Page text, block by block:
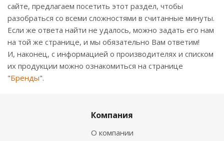
сайте, предлагаем посетить этот раздел, чтобы
разобраться со всеми сложностями в считанные минуты.
Если же ответа найти не удалось, можно задать его нам
на той же странице, и мы обязательно Вам ответим!
И, наконец, с информацией о производителях и списком
их продукции можно ознакомиться на странице
"Бренды".
Компания
О компании